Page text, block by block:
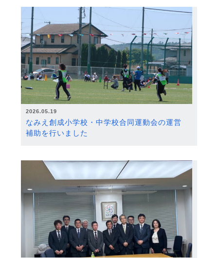
2026.05.19
なみえ創成小学校・中学校合同運動会の運営
補助を行いました